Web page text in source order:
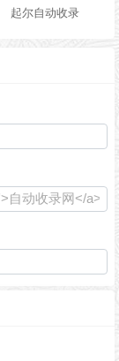
起尔自动收录